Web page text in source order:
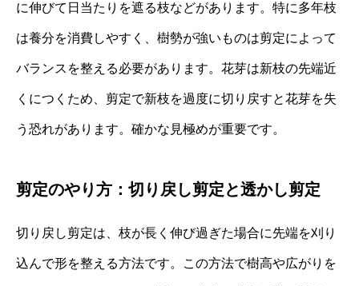
に伸びて日当たりを遮る枝などがあります。特に多年枝
は養分を消費しやすく、樹勢が強いものは剪定によって
バランスを整える必要があります。花芽は新枝の先端近
くにつくため、剪定で新枝を過度に切り戻すと花芽を失
う恐れがあります。確かな見極めが重要です。
剪定のやり方：切り戻し剪定と透かし剪定
切り戻し剪定は、枝が長く伸び過ぎた場合に先端を刈り
込んで形を整える方法です。この方法で樹高や広がりを